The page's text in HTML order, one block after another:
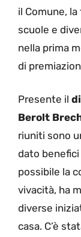
il Comune, la
scuole e
nella prima
di
Presente il
Berolt
riuniti sono
dato
possibile la
vivacità, ha
diverse
casa. C’è